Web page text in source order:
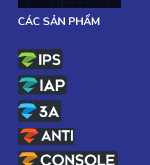
CÁC SẢN PHẨM